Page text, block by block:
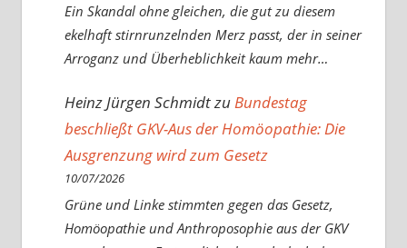
Ein Skandal ohne gleichen, die gut zu diesem
ekelhaft stirnrunzelnden Merz passt, der in seiner
Arroganz und Überheblichkeit kaum mehr…
Heinz Jürgen Schmidtzu Bundestag
beschließt GKV-Aus der Homöopathie: Die
Ausgrenzung wird zum Gesetz
10/07/2026
Grüne und Linke stimmten gegen das Gesetz,
Homöopathie und Anthroposophie aus der GKV